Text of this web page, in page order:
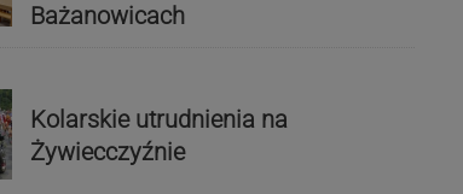
Bażanowicach
Kolarskie utrudnienia na
Żywiecczyźnie